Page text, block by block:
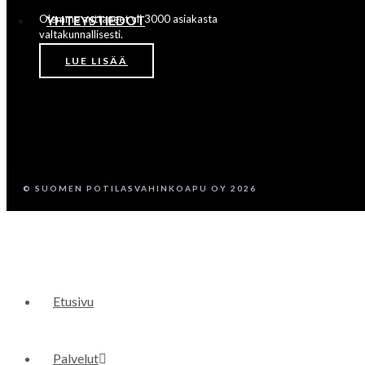
YHTEYSTIEDOT
Olemme auttaneet yli 3000 asiakasta
valtakunnallisesti.
LUE LISÄÄ
© SUOMEN POTILASVAHINKOAPU OY 2026
Etusivu
Palvelut